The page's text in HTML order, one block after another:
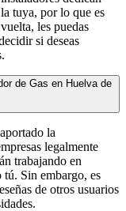
tuya, por lo que es
les puedas
si deseas
de Gas en Huelva de
la
legalmente
trabajando en
Sin embargo, es
de otros usuarios